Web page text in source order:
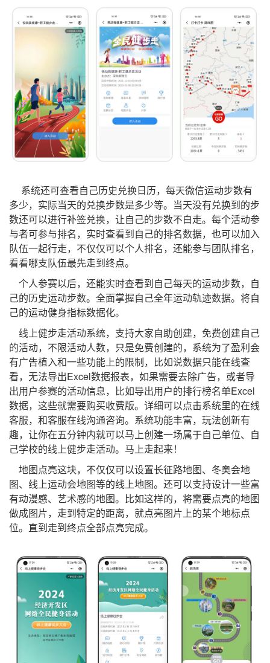
系统还可查看自己历史兑换日历，每天微信运动步数有
多少，实际当天的兑换步数是多少等。当天没有兑换到的步
数还可以进行补签兑换，让自己的步数不白走。每个活动参
与者可参与排名，实时查看到自己的排名数据，也可以加入
队伍一起行走，不仅仅可以个人排名，还能参与团队排名，
看看哪支队伍最先走到终点。
个人参赛以后，还能实时查看到自己每天的运动步数，自
己的历史运动步数。全面掌握自己全年运动轨迹数据。将自
己的运动健身指标数据化。
线上健步走活动系统，支持大家自助创建，免费创建自己
的活动，不限活动人数，只是免费创建的，系统为了盈利会
有广告植入和一些功能上的限制，比如说数据只能在线查
看，无法导出Excel数据报表，如果需要去除广告，或者导
出用户参赛的活动信息，比如导出用户的排行榜名单Excel
数据，这些就需要购买收费版。详细可以点击系统里的在线
客服，和客服在线沟通咨询。系统功能丰富，玩法创新有
趣，让你在五分钟内就可以马上创建一场属于自己单位、自
己学校的线上健步走活动。马上走起来！
地图点亮这块，不仅仅可以设置长征路地图、冬奥会地
图、线上运动会地图等的线上地图。还可以支持设计一些富
有动漫感、艺术感的地图。比如这样的，将需要点亮的地图
做成图片，走到特定的距离，就点亮图片上的某个地标点
位。直到走到终点全部点亮完成。